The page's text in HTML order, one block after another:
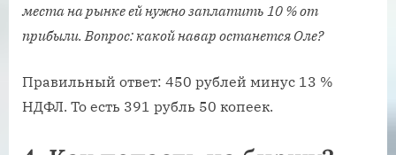
места на рынке ей нужно заплатить 10 % от
прибыли. Вопрос: какой навар останется Оле?
Правильный ответ: 450 рублей минус 13 %
НДФЛ. То есть 391 рубль 50 копеек.